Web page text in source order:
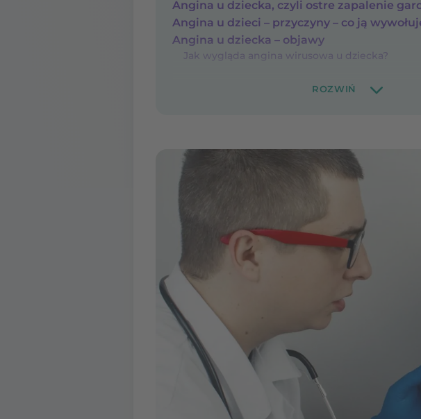
Angina u dzieci – przyczyny – co ją
Angina u dziecka – objawy
Jak wygląda angina wirusowa u dziecka?